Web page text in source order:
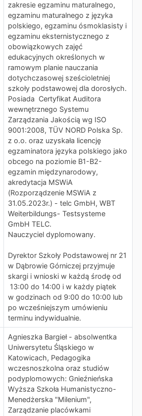
zakresie egzaminu maturalnego,
egzaminu maturalnego z języka
polskiego, egzaminu ósmoklasisty i
egzaminu eksternistycznego z
obowiązkowych zajęć
edukacyjnych określonych w
ramowym planie nauczania
dotychczasowej sześcioletniej
szkoły podstawowej dla dorosłych.
Posiada Certyfikat Auditora
wewnętrznego Systemu
Zarządzania Jakością wg ISO
9001:2008, TÜV NORD Polska Sp.
z o.o. oraz uzyskała licencję
egzaminatora języka polskiego jako
obcego na poziomie B1-B2-
egzamin międzynarodowy,
akredytacja MSWiA
(Rozporządzenie MSWiA z
31.05.2023r.) - telc GmbH, WBT
Weiterbildungs- Testsysteme
GmbH TELC.
Nauczyciel dyplomowany.
Dyrektor Szkoły Podstawowej nr 21
w Dąbrowie Górniczej przyjmuje
skargi i wnioski w każdą środę od
13:00 do 14:00 i w każdy piątek
w godzinach od 9:00 do 10:00 lub
po wcześniejszym umówieniu
terminu indywidualnie.
Agnieszka Bargieł - absolwentka
Uniwersytetu Śląskiego w
Katowicach, Pedagogika
wczesnoszkolna oraz studiów
podyplomowych: Gnieźnieńska
Wyższa Szkoła Humanistyczno-
Menedżerska "Milenium",
Zarządzanie placówkami